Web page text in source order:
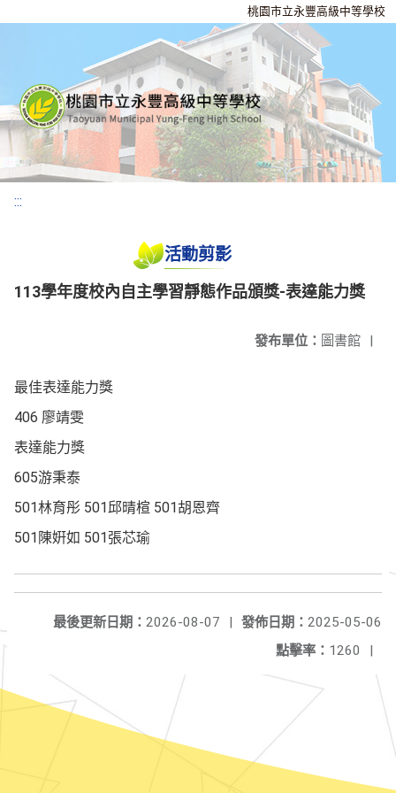
桃園市立永豐高級中等學校
:::
活動剪影
113學年度校內自主學習靜態作品頒獎-表達能力獎
發布單位： 圖書館 |
最佳表達能力獎
406 廖靖雯
表達能力獎
605游秉泰
501林育彤 501邱晴楦 501胡恩齊
501陳姸如 501張芯瑜
發佈日期： 2025-05-06
最後更新日期： 2026-08-07
|
點擊率： 1260 |